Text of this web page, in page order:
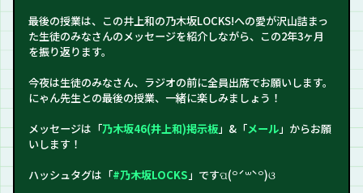
最後の授業は、この井上和の乃木坂LOCKS!への愛が沢山詰まっ
た生徒のみなさんのメッセージを紹介しながら、この2年3ヶ月
を振り返ります。
今夜は生徒のみなさん、ラジオの前に全員出席でお願いします。
にゃん先生との最後の授業、一緒に楽しみましょう！
メッセージは「乃木坂46(井上和)掲示板」&「メール」からお願
いします！
ハッシュタグは「#乃木坂LOCKS」ですପ(꒪ˊ꒳ˋ꒪)ଓ